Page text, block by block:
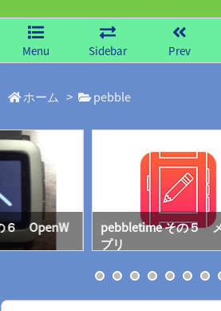
Menu Sidebar Prev
ホーム > pebble
６ OpenW
pebbletime その５
プリ